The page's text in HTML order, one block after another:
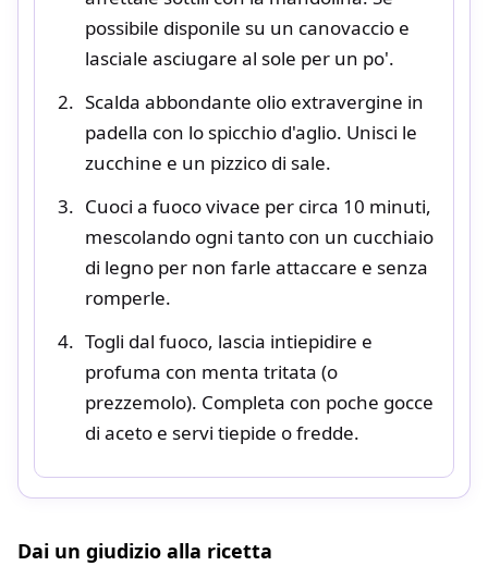
possibile disponile su un canovaccio e
lasciale asciugare al sole per un po'.
Scalda abbondante olio extravergine in
padella con lo spicchio d'aglio. Unisci le
zucchine e un pizzico di sale.
Cuoci a fuoco vivace per circa 10 minuti,
mescolando ogni tanto con un cucchiaio
di legno per non farle attaccare e senza
romperle.
Togli dal fuoco, lascia intiepidire e
profuma con menta tritata (o
prezzemolo). Completa con poche gocce
di aceto e servi tiepide o fredde.
Dai un giudizio alla ricetta